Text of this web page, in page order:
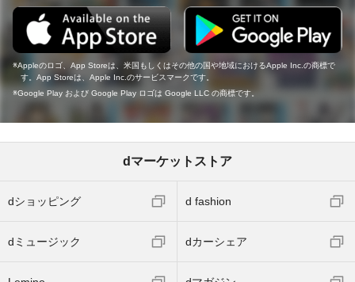
Appleのロゴ、App Storeは、米国もしくはその他の国や地域におけるApple Inc.の商標で
す。App Storeは、Apple Inc.のサービスマークです。
Google Play および Google Play ロゴは Google LLC の商標です。
dマーケットストア
dショッピング d fashion
dミュージック dカーシェア